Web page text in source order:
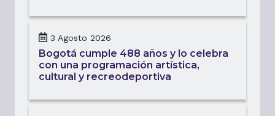
3 Agosto 2026
Bogotá cumple 488 años y lo celebra
con una programación artística,
cultural y recreodeportiva